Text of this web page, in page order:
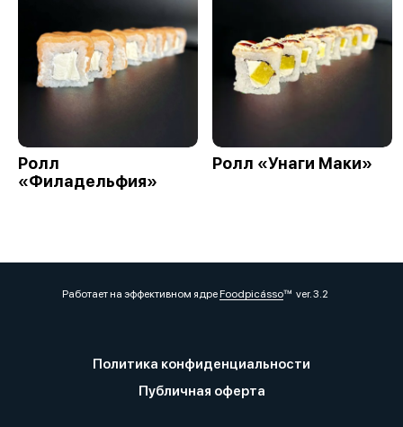
Ролл
«Филадельфия»
Ролл «Унаги Маки»
Работает на эффективном ядреFoodpicássover. 3.2
Политика конфиденциальности
Публичная оферта